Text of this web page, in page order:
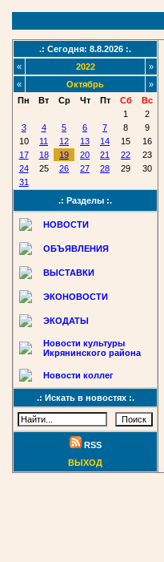
.: Сегодня: 8.8.2026 :.
«
2022
»
«
Октябрь
»
Пн
Вт Ср Чт Пт Сб
Вс
1
2
3
4 5 6 7 8
9
10
11 12 13 14 15
16
17
18 19 20 21 22
23
24
25 26 27 28 29
30
31
.: Разделы :.
НОВОСТИ
ОБЪЯВЛЕНИЯ
ВЫСТАВКИ
ЭКОНОВОСТИ
ЭКОДАТЫ
Новости культуры
Икрянинского района
Новости коллег
.: Искать в новостях :.
RSS
ВЫХОД